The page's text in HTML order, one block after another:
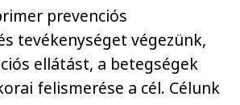
prevenciós
tevékenységet végezünk,
ellátást, a betegségek
felismerése a cél. Célunk